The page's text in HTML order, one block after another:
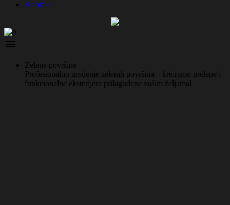
Kontakt
0

Zelene površine
Profesionalno uređenje zelenih površina – kreiramo prelepe i
funkcionalne eksterijere prilagođene vašim željama!